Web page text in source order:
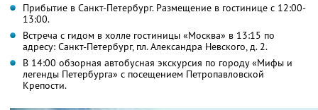
Прибытие в Санкт-Петербург. Размещение в гостинице с 12:00-
13:00.
Встреча с гидом в холле гостиницы «Москва» в 13:15 по
адресу: Санкт-Петербург, пл. Александра Невского, д. 2.
В 14:00 обзорная автобусная экскурсия по городу «Мифы и
легенды Петербурга» с посещением Петропавловской
Крепости.